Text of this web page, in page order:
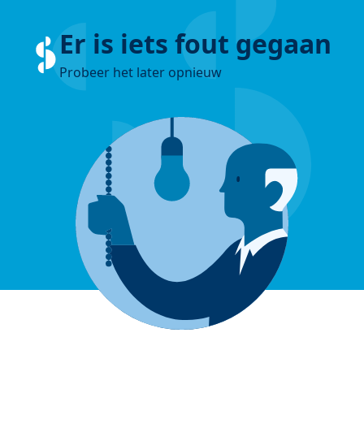
Er is iets fout gegaan
Probeer het later opnieuw